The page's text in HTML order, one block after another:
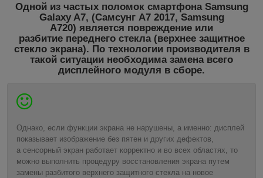
Одной из частых поломок смартфона Samsung
Galaxy A7, (Самсунг А7 2017, Samsung
A720) является повреждение или
разбитие переднего стекла (верхнее защитное
стекло экрана). По технологии производителя в
такой ситуации необходима замена всего
дисплейного модуля в сборе.
Однако, если функции экрана не нарушены, а именно: дисплей
показывает изображение без пятен и других дефектов,
а сенсорный экран работает корректно и во всех областях, то
можно выполнить процедуру восстановления экрана путем
замены разбитого верхнего защитного стекла на новое